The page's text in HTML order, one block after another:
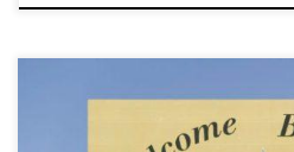
New Hampshire stało się